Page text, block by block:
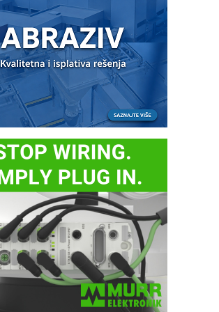
Danfoss preuzima tehnologiju i tim za
konvertor sa naponom od 1500 VDC
kako bi proširio portfolio
elektrifikacije
27.03.2024
Prvih 20. godina poslovanja kompanije
ABB u Srbiji
21.03.2024
Do ID Otvorenog Balkana i odobrenja
za slobodan pristup tržištu rada preko
portala eUprave
04.03.2024
Vremeplov - Istorija računara
11.01.2024